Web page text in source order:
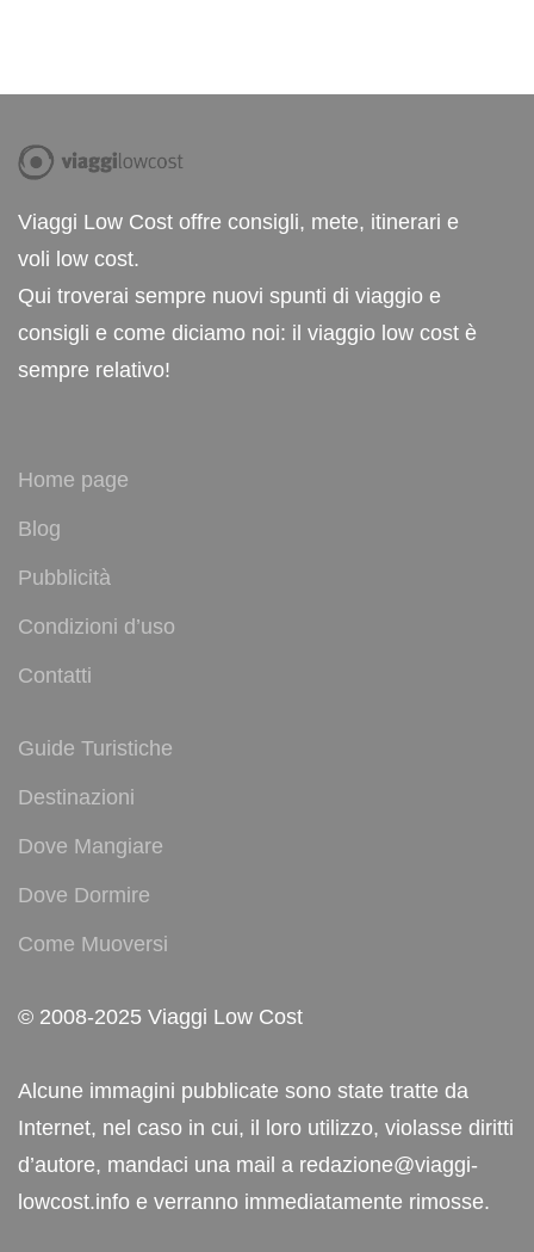
Viaggi Low Cost offre consigli, mete, itinerari e
voli low cost.
Qui troverai sempre nuovi spunti di viaggio e
consigli e come diciamo noi: il viaggio low cost è
sempre relativo!
Home page
Blog
Pubblicità
Condizioni d’uso
Contatti
Guide Turistiche
Destinazioni
Dove Mangiare
Dove Dormire
Come Muoversi
© 2008-2025 Viaggi Low Cost
Alcune immagini pubblicate sono state tratte da
Internet, nel caso in cui, il loro utilizzo, violasse diritti
d’autore, mandaci una mail a redazione@viaggi-
lowcost.info e verranno immediatamente rimosse.